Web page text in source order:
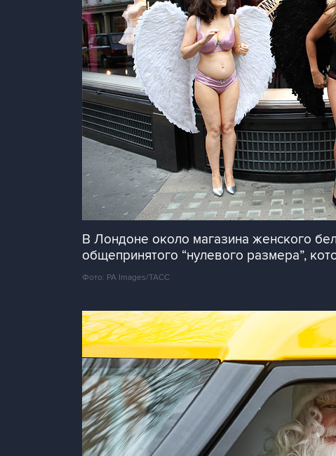
В Лондоне около магазина женского
общепринятого “нулевого размера”,
Фото: PA Images/ТАСС